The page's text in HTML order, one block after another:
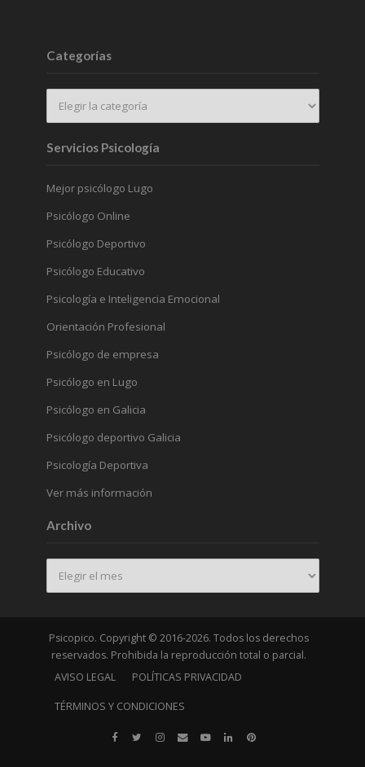
Categorías
Servicios Psicología
Mejor psicólogo Lugo
Psicólogo Online
Psicólogo Deportivo
Psicólogo Educativo
Psicología e Inteligencia Emocional
Orientación Profesional
Psicólogo de empresa
Psicólogo en Lugo
Psicólogo en Galicia
Psicólogo deportivo Galicia
Psicología Deportiva
Ver más información
Archivo
Archivo
Psicopico. Copyright © 2016-2026. Todos los derechos
reservados. Prohibida la reproducción total o parcial.
AVISO LEGAL
POLÍTICAS PRIVACIDAD
TÉRMINOS Y CONDICIONES